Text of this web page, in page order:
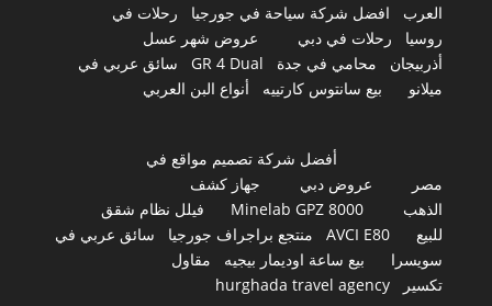
العرب
افضل شركة سياحة في جورجيا
رحلات في
روسيا
رحلات في دبي
عروض شهر عسل
أذربيجان
محامي في جدة GR 4 Dual
سائق عربي في
ميلانو
بيع سانتوس كارتييه أنواع البن العربي
أفضل شركة تصميم مواقع في
مصر
عروض دبي
جهاز كشف
الذهب
Minelab GPZ 8000
فيلل نظام شقق
للبيع
AVCI E80 منتجع براجراف جورجيا
سائق عربي في
سويسرا
بيع ساعة اوديمار بيجيه
مقاول
تكسير
hurghada travel agency